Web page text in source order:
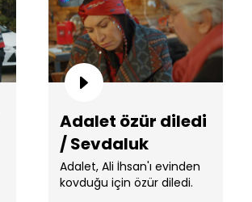
Adalet özür diledi
/ Sevdaluk
Adalet, Ali İhsan'ı evinden
kovduğu için özür diledi.